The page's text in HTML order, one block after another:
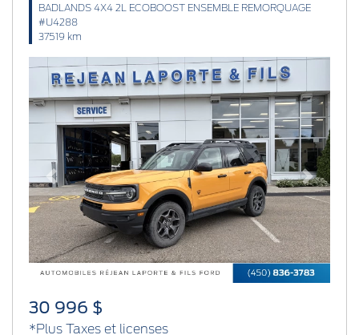
BADLANDS 4X4 2L ECOBOOST ENSEMBLE REMORQUAGE
#U4288
37519 km
Previous Next
30 996 $
*Plus Taxes et licenses